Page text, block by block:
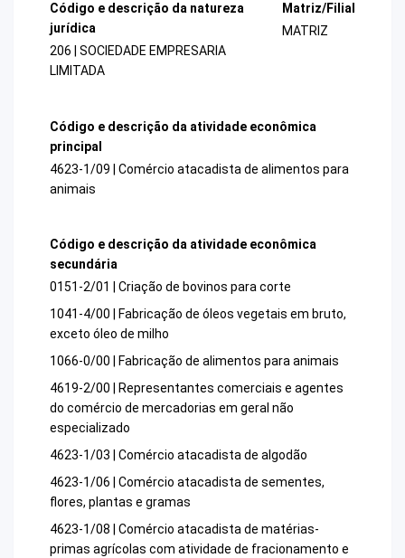
Código e descrição da natureza
jurídica
206 | SOCIEDADE EMPRESARIA
LIMITADA
Matriz/Filial
MATRIZ
Código e descrição da atividade econômica
principal
4623-1/09 | Comércio atacadista de alimentos para
animais
Código e descrição da atividade econômica
secundária
0151-2/01 | Criação de bovinos para corte
1041-4/00 | Fabricação de óleos vegetais em bruto,
exceto óleo de milho
1066-0/00 | Fabricação de alimentos para animais
4619-2/00 | Representantes comerciais e agentes
do comércio de mercadorias em geral não
especializado
4623-1/03 | Comércio atacadista de algodão
4623-1/06 | Comércio atacadista de sementes,
flores, plantas e gramas
4623-1/08 | Comércio atacadista de matérias-
primas agrícolas com atividade de fracionamento e